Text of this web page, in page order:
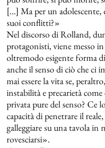
[…] Ma per un adolescente,
suoi conflitti?»
Nel discorso di Rolland,
protagonisti, viene messo
oltremodo esigente forma
anche il senso di ciò che ci
mai essere la vita se,
instabilità e precarietà
privata pure del senso? Ce
capacità di penetrare il
galleggiare su una tavola
rovesciarsi».